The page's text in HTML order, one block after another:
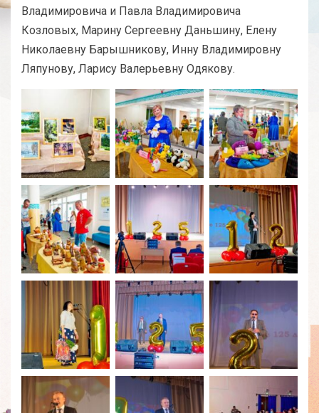
Владимировича и Павла Владимировича
Козловых, Марину Сергеевну Даньшину, Елену
Николаевну Барышникову, Инну Владимировну
Ляпунову, Ларису Валерьевну Одякову.